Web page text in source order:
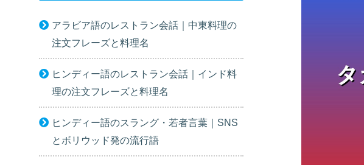
アラビア語のレストラン会話｜中東料理の
注文フレーズと料理名
ヒンディー語のレストラン会話｜インド料
理の注文フレーズと料理名
ヒンディー語のスラング・若者言葉｜SNS
とボリウッド発の流行語